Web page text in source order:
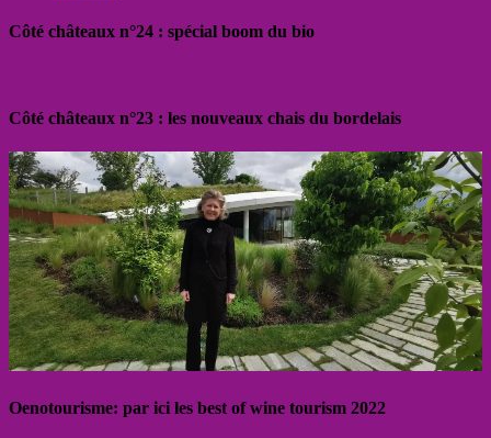
Côté châteaux n°24 : spécial boom du bio
Côté châteaux n°23 : les nouveaux chais du bordelais
Oenotourisme: par ici les best of wine tourism 2022